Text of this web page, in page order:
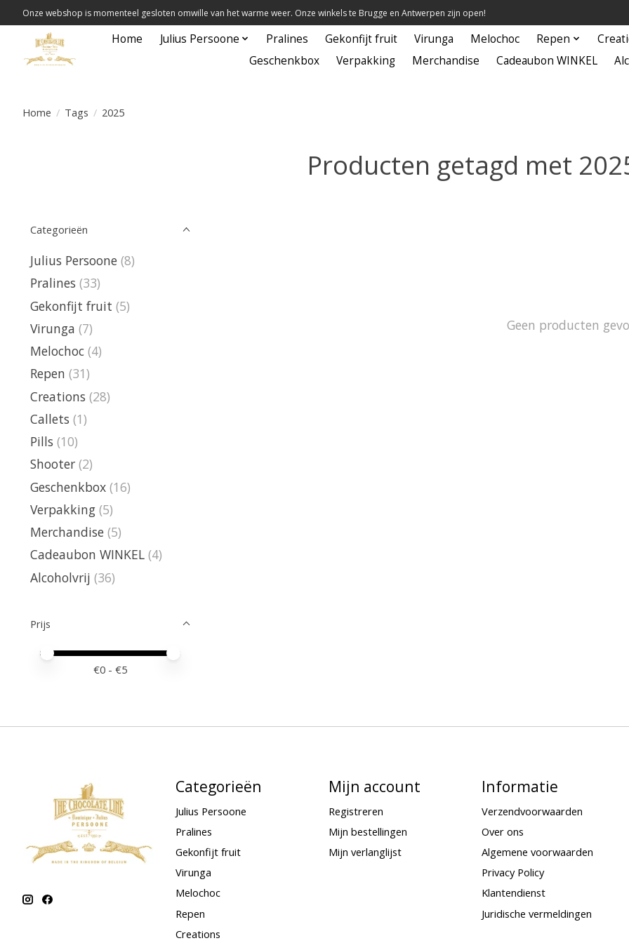
Onze webshop is momenteel gesloten omwille van het warme weer. Onze winkels te Brugge en Antwerpen zijn open!
Home Julius Persoone Pralines Gekonfijt fruit Virunga Melochoc Repen
Geschenkbox
Verpakking Merchandise Cadeaubon WINKEL
Home / Tags / 2025
Producten getagd met
Categorieën
Julius Persoone (8)
Pralines (33)
Gekonfijt fruit (5)
Virunga (7)
Melochoc (4)
Repen (31)
Creations (28)
Callets (1)
Pills (10)
Shooter (2)
Geschenkbox (16)
Verpakking (5)
Merchandise (5)
Cadeaubon WINKEL (4)
Alcoholvrij (36)
Prijs
Minimale prijswaarde
Price maximum value
€0 - €5
Geen producten
Categorieën
Julius Persoone
Pralines
Gekonfijt fruit
Virunga
Melochoc
Repen
Creations
Mijn account
Registreren
Mijn bestellingen
Mijn verlanglijst
Informatie
Verzendvoorwaarden
Over ons
Algemene voorwaarden
Privacy Policy
Klantendienst
Juridische vermeldingen